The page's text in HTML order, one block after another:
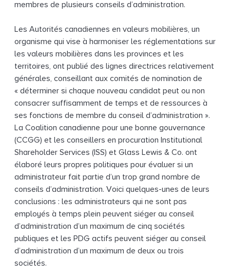
membres de plusieurs conseils d’administration.
Les Autorités canadiennes en valeurs mobilières, un
organisme qui vise à harmoniser les réglementations sur
les valeurs mobilières dans les provinces et les
territoires, ont publié des lignes directrices relativement
générales, conseillant aux comités de nomination de
« déterminer si chaque nouveau candidat peut ou non
consacrer suffisamment de temps et de ressources à
ses fonctions de membre du conseil d’administration ».
La Coalition canadienne pour une bonne gouvernance
(CCGG) et les conseillers en procuration Institutional
Shareholder Services (ISS) et Glass Lewis & Co. ont
élaboré leurs propres politiques pour évaluer si un
administrateur fait partie d’un trop grand nombre de
conseils d’administration. Voici quelques-unes de leurs
conclusions : les administrateurs qui ne sont pas
employés à temps plein peuvent siéger au conseil
d’administration d’un maximum de cinq sociétés
publiques et les PDG actifs peuvent siéger au conseil
d’administration d’un maximum de deux ou trois
sociétés.